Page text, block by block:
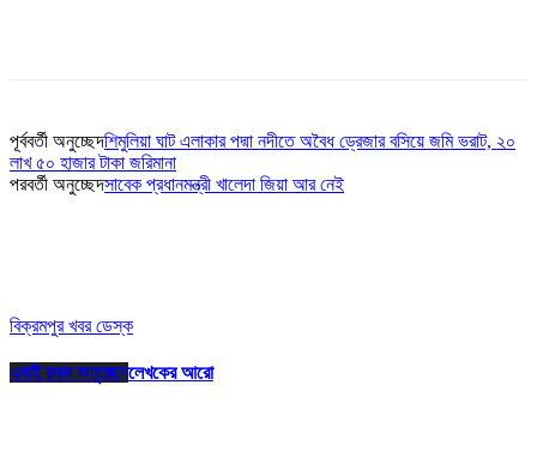
পূর্ববর্তী অনুচ্ছেদশিমুলিয়া ঘাট এলাকার পদ্মা নদীতে অবৈধ ড্রেজার বসিয়ে জমি ভরাট, ২০
লাখ ৫০ হাজার টাকা জরিমানা
পরবর্তী অনুচ্ছেদসাবেক প্রধানমন্ত্রী খালেদা জিয়া আর নেই
বিক্রমপুর খবর ডেস্ক
একই রকম অনুচ্ছেদলেখকের আরো